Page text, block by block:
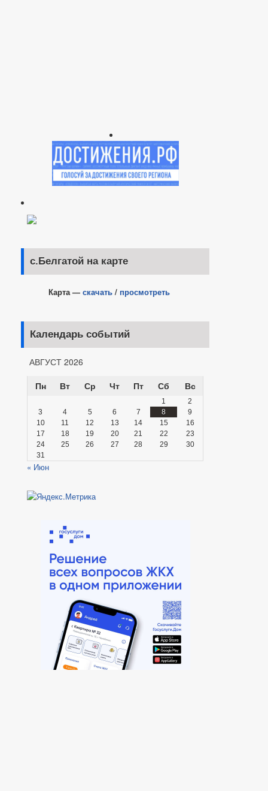
с.Белгатой на карте
Карта — скачать / просмотреть
Календарь событий
АВГУСТ 2026
Пн
Вт Ср Чт Пт Сб Вс
1
2
3
4 5 6 7 8
9
10
11 12 13 14 15
16
17
18 19 20 21 22
23
24
25 26 27 28 29
30
31
« Июн